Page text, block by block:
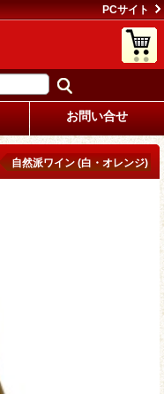
PCサイト
お問い合せ
自然派ワイン (白・オレンジ)